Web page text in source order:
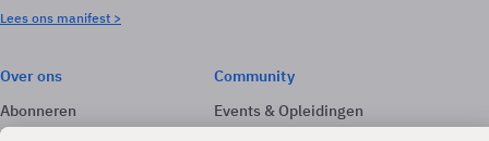
Lees ons manifest >
Over ons
Abonneren
Adverteren
Community
Events & Opleidingen